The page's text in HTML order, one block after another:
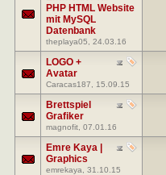
PHP HTML Website
mit MySQL
Datenbank
theplaya05 , 24.03.16
LOGO +
Avatar
Caracas187 , 15.09.15
Brettspiel
Grafiker
magnofit , 07.01.16
Emre Kaya |
Graphics
emrekaya , 31.10.15